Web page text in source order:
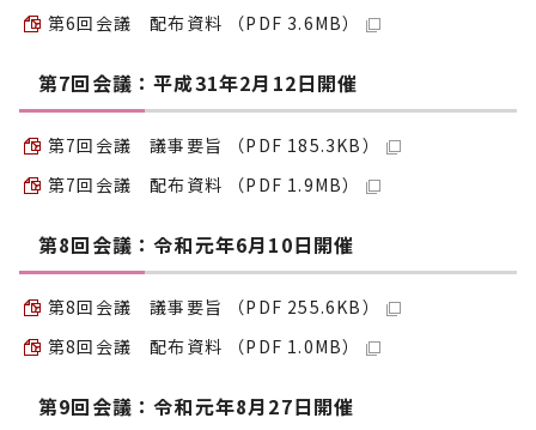
第6回会議 配布資料 （PDF 3.6MB）
第7回会議：平成31年2月12日開催
第7回会議 議事要旨 （PDF 185.3KB）
第7回会議 配布資料 （PDF 1.9MB）
第8回会議：令和元年6月10日開催
第8回会議 議事要旨 （PDF 255.6KB）
第8回会議 配布資料 （PDF 1.0MB）
第9回会議：令和元年8月27日開催